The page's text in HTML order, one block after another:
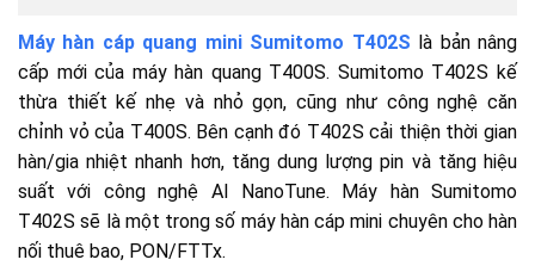
Máy hàn cáp quang mini Sumitomo T402S là bản nâng
cấp mới của máy hàn quang T400S. Sumitomo T402S kế
thừa thiết kế nhẹ và nhỏ gọn, cũng như công nghệ căn
chỉnh vỏ của T400S. Bên cạnh đó T402S cải thiện thời gian
hàn/gia nhiệt nhanh hơn, tăng dung lượng pin và tăng hiệu
suất với công nghệ AI NanoTune. Máy hàn Sumitomo
T402S sẽ là một trong số máy hàn cáp mini chuyên cho hàn
nối thuê bao, PON/FTTx.